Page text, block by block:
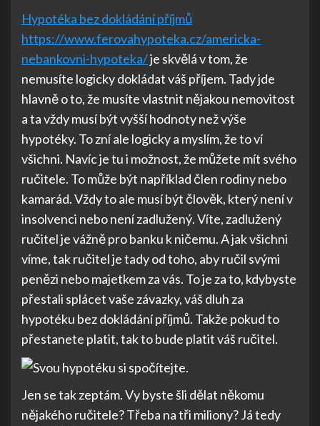
Hypotéka bez dokládání příjmů
https://www.ferovahypoteka.cz/americka-
nebankovni-hypoteka/je skvělá v tom, že
nemusíte logicky dokládat váš příjem. Tady jde
hlavně o to, že musíte vlastnit nějakou nemovitost
a ta vždy musí být vyšší hodnoty než výše
hypotéky. To zní ale logicky a myslím, že to ví
všichni. Navíc je tu i možnost, že můžete mít svého
ručitele. To může být například člen rodiny nebo
kamarád. Vždy to ale musí být člověk, který není v
insolvenci nebo není zadlužený. Víte, zadlužený
ručitel je vážně pro banku k ničemu. A jak všichni
víme, tak ručitel je tady od toho, aby ručil svými
penězi nebo majetkem za vás. To je za to, kdybyste
přestali splácet vaše závazky, váš dluh za
hypotéku bez dokládání příjmů. Takže pokud to
přestanete platit, tak to bude platit váš ručitel.
Jen se tak zeptám. Vy byste šli dělat někomu
nějakého ručitele? Třeba na tři miliony? Já tedy